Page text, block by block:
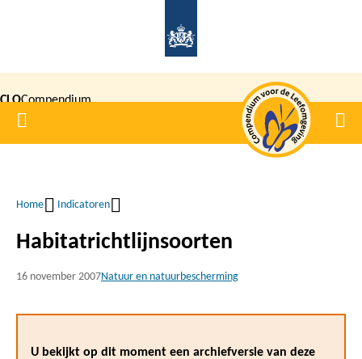
inhoud
gaan
CLOCompendium
voor de
Home
Kruimelpad
Home Indicatoren
Habitatrichtlijnsoorten
16 november 2007Natuur en natuurbescherming
U bekijkt op dit moment een archiefversie van deze